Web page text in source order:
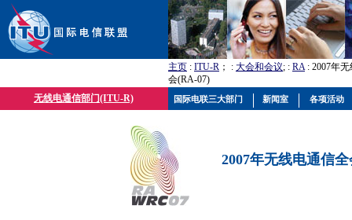
主页 : ITU-R ； : 大会和会议; : RA: 2007年
会(RA-07)
无线电通信部门(ITU-R)
2007年无线电通信
国际电联三大部门 新闻室 各项活动